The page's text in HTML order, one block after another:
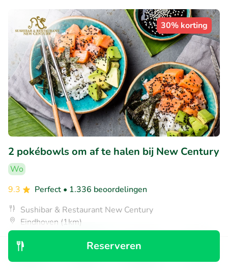
Reserveren
30% korting
2 pokébowls om af te halen bij New Century
Wo
9.3
Perfect • 1.336 beoordelingen
Sushibar & Restaurant New Century
Eindhoven (1km)
Verkocht: 55